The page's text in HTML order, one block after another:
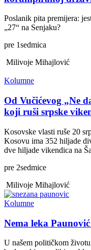
Poslanik pita premijera:
„27“ na Senjaku?
pre 1sedmica
Milivoje Mihajlović
Kolumne
Od Vučićevog „Ne
koji ruši srpske
Kosovske vlasti ruše 20
Kosovu ima 352 hiljade
dve hiljade vikendica na
pre 2sedmice
Milivoje Mihajlović
Kolumne
Nema leka
U našem političkom